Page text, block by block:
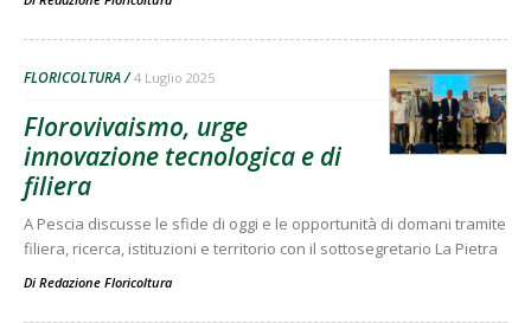
FLORICOLTURA 4 Luglio 2025
Florovivaismo, urge
innovazione tecnologica e di
filiera
A Pescia discusse le sfide di oggi e le opportunità di domani tramite
filiera, ricerca, istituzioni e territorio con il sottosegretario La Pietra
Di Redazione Floricoltura